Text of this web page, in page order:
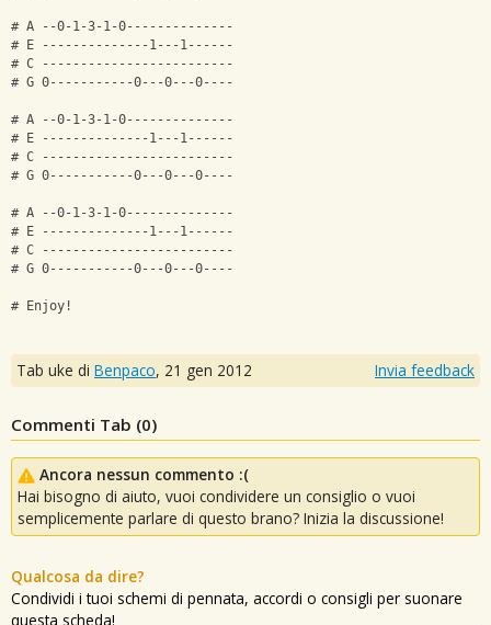
# A --0-1-3-1-0--------------
# E --------------1---1------
# C -------------------------
# G 0-----------0---0---0----
# A --0-1-3-1-0--------------
# E --------------1---1------
# C -------------------------
# G 0-----------0---0---0----
# A --0-1-3-1-0--------------
# E --------------1---1------
# C -------------------------
# G 0-----------0---0---0----
# Enjoy!
Tab uke di Benpaco, 21 gen 2012 Invia feedback
Commenti Tab (0)
Ancora nessun commento :(
Hai bisogno di aiuto, vuoi condividere un consiglio o vuoi
semplicemente parlare di questo brano? Inizia la discussione!
Qualcosa da dire?
Condividi i tuoi schemi di pennata, accordi o consigli per suonare
questa scheda!